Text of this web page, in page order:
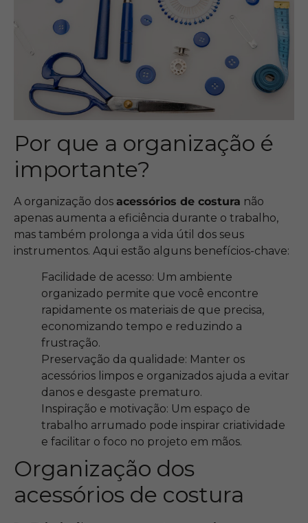
Por que a organização é
importante?
A organização dos acessórios de costura não
apenas aumenta a eficiência durante o trabalho,
mas também prolonga a vida útil dos seus
instrumentos. Aqui estão alguns benefícios-chave:
Facilidade de acesso: Um ambiente
organizado permite que você encontre
rapidamente os materiais de que precisa,
economizando tempo e reduzindo a
frustração.
Preservação da qualidade: Manter os
acessórios limpos e organizados ajuda a evitar
danos e desgaste prematuro.
Inspiração e motivação: Um espaço de
trabalho arrumado pode inspirar criatividade
e facilitar o foco no projeto em mãos.
Organização dos
acessórios de costura